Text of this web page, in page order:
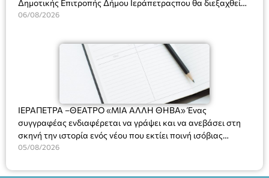
Δημοτικής Επιτροπής Δήμου Ιεράπετραςπου θα διεξαχθεί
στο Δημοτικό Κατάστημα, Δημοκρατίας 31 στην αίθουσα
και λήψη αποφάσεων στα παρακάτω θέματα:
06/08/2026
ΙΕΡΑΠΕΤΡΑ –ΘΕΑΤΡΟ «ΜΙΑ ΑΛΛΗ ΘΗΒΑ» Ένας
συγγραφέας ενδιαφέρεται να γράψει και να ανεβάσει στη
σκηνή την ιστορία ενός νέου που εκτίει ποινή ισόβιας
κάθειρξης για πατροκτονία. Ένα πολυβραβευμένο έργο για
ασθένεια, τον ερωτισμό. Ένα έργο αινιγματικό, συγκινητικό,
05/08/2026